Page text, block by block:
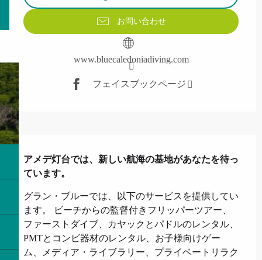
お問い合わせ
www.bluecaledoniadiving.com
フェイスブックページ
説明
アメデ灯台では、新しい航海の基地があなたを待っ
ています。
グラン・ブルーでは、以下のサービスを提供してい
ます。 ビーチからの監督付きフリッパーツアー、
ファーストダイブ、カヤックとパドルのレンタル、
PMTとコンビ器材のレンタル、お子様向けゲー
ム、メディア・ライブラリー、プライベートリラク